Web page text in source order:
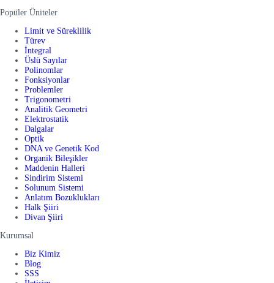
Popüler Üniteler
Limit ve Süreklilik
Türev
İntegral
Üslü Sayılar
Polinomlar
Fonksiyonlar
Problemler
Trigonometri
Analitik Geometri
Elektrostatik
Dalgalar
Optik
DNA ve Genetik Kod
Organik Bileşikler
Maddenin Halleri
Sindirim Sistemi
Solunum Sistemi
Anlatım Bozuklukları
Halk Şiiri
Divan Şiiri
Kurumsal
Biz Kimiz
Blog
SSS